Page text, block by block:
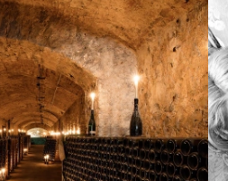
Weinprobe |
Weinkeller